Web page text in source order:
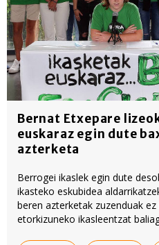
Bernat Etxepare
euskaraz egin dute
azterketa
Berrogei ikaslek egin dute
ikasteko eskubidea
beren azterketak zuzenduak
etorkizuneko ikasleentzat